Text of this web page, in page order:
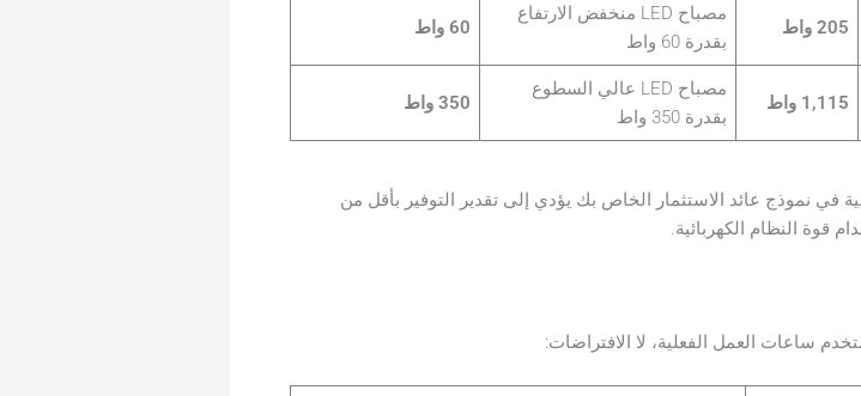
205 واط
مصباح LED منخفض الارتفاع
بقدرة 60 واط
60 واط
1,115 واط
مصباح LED عالي السطوع
بقدرة 350 واط
350 واط
في نموذج عائد الاستثمار الخاص بك يؤدي إلى تقدير التوفير بأقل من
ساعات العمل الفعلية، لا الافتراضات: